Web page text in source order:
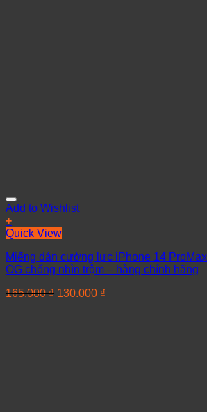
Add to Wishlist
+
Quick View
Miếng dán cường lực iPhone 14
OG chống nhìn trộm – hàng chính hãng
165.000₫ 130.000 ₫